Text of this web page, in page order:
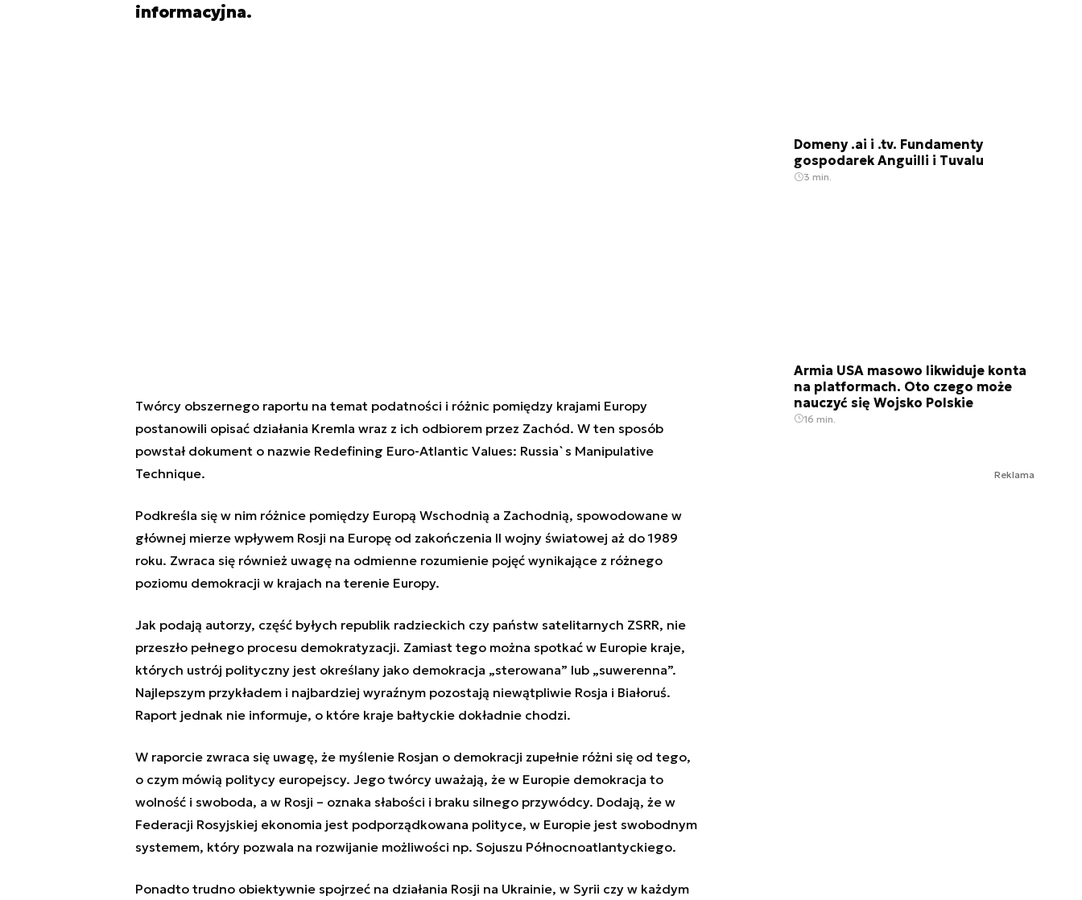
informacyjna.
Twórcy obszernego raportu na temat podatności i różnic pomiędzy krajami Europy
postanowili opisać działania Kremla wraz z ich odbiorem przez Zachód. W ten sposób
powstał dokument o nazwie Redefining Euro-Atlantic Values: Russia`s Manipulative
Technique.
Podkreśla się w nim różnice pomiędzy Europą Wschodnią a Zachodnią, spowodowane w
głównej mierze wpływem Rosji na Europę od zakończenia II wojny światowej aż do 1989
roku. Zwraca się również uwagę na odmienne rozumienie pojęć wynikające z różnego
poziomu demokracji w krajach na terenie Europy.
Jak podają autorzy, część byłych republik radzieckich czy państw satelitarnych ZSRR, nie
przeszło pełnego procesu demokratyzacji. Zamiast tego można spotkać w Europie kraje,
których ustrój polityczny jest określany jako demokracja „sterowana” lub „suwerenna”.
Najlepszym przykładem i najbardziej wyraźnym pozostają niewątpliwie Rosja i Białoruś.
Raport jednak nie informuje, o które kraje bałtyckie dokładnie chodzi.
W raporcie zwraca się uwagę, że myślenie Rosjan o demokracji zupełnie różni się od tego,
o czym mówią politycy europejscy. Jego twórcy uważają, że w Europie demokracja to
wolność i swoboda, a w Rosji – oznaka słabości i braku silnego przywódcy. Dodają, że w
Federacji Rosyjskiej ekonomia jest podporządkowana polityce, w Europie jest swobodnym
systemem, który pozwala na rozwijanie możliwości np. Sojuszu Północnoatlantyckiego.
Ponadto trudno obiektywnie spojrzeć na działania Rosji na Ukrainie, w Syrii czy w każdym
Domeny .ai i .tv. Fundamenty
gospodarek Anguilli i Tuvalu
3 min.
Armia USA masowo likwiduje konta
na platformach. Oto czego może
nauczyć się Wojsko Polskie
16 min.
Reklama